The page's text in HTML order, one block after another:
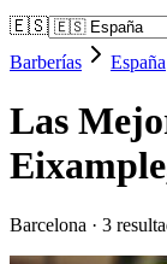
🇪🇸
Barberías
España
Las
Eixample
Barcelona · 3